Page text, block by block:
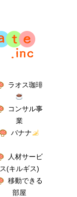
ラオス珈琲
コンサル事
業
バナナ
人材サービ
ス(キルギス)
移動できる
部屋